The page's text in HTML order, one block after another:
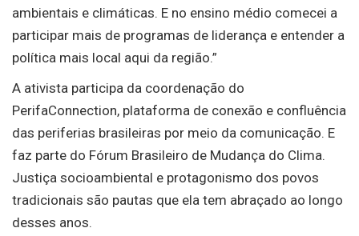
ambientais e climáticas. E no ensino médio comecei a
participar mais de programas de liderança e entender a
política mais local aqui da região.”
A ativista participa da coordenação do
PerifaConnection, plataforma de conexão e confluência
das periferias brasileiras por meio da comunicação. E
faz parte do Fórum Brasileiro de Mudança do Clima.
Justiça socioambiental e protagonismo dos povos
tradicionais são pautas que ela tem abraçado ao longo
desses anos.